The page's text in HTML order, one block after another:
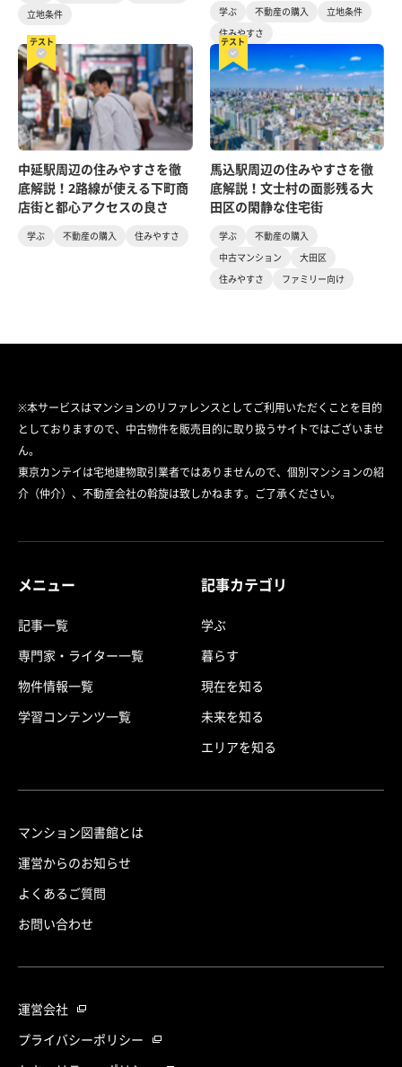
立地条件
学ぶ 不動産の購入
立地条件
住みやすさ
テスト
中延駅周辺の住みやすさを徹
底解説！2路線が使える下町商
店街と都心アクセスの良さ
学ぶ 不動産の購入 住みやすさ
テスト
馬込駅周辺の住みやすさを徹
底解説！文士村の面影残る大
田区の閑静な住宅街
学ぶ
不動産の購入
中古マンション
大田区
住みやすさ
ファミリー向け
※本サービスはマンションのリファレンスとしてご利用いただくことを目的
としておりますので、中古物件を販売目的に取り扱うサイトではございませ
ん。
東京カンテイは宅地建物取引業者ではありませんので、個別マンションの紹
介（仲介）、不動産会社の斡旋は致しかねます。ご了承ください。
メニュー
記事一覧
専門家・ライター一覧
物件情報一覧
学習コンテンツ一覧
記事カテゴリ
学ぶ
暮らす
現在を知る
未来を知る
エリアを知る
マンション図書館とは
運営からのお知らせ
よくあるご質問
お問い合わせ
運営会社
プライバシーポリシー